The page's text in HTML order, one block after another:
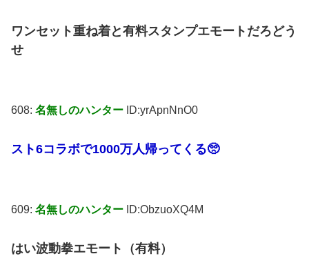
ワンセット重ね着と有料スタンプエモートだろどう
せ
608: 名無しのハンター ID:yrApnNnO0
スト6コラボで1000万人帰ってくる🥺
609: 名無しのハンター ID:ObzuoXQ4M
はい波動拳エモート（有料）